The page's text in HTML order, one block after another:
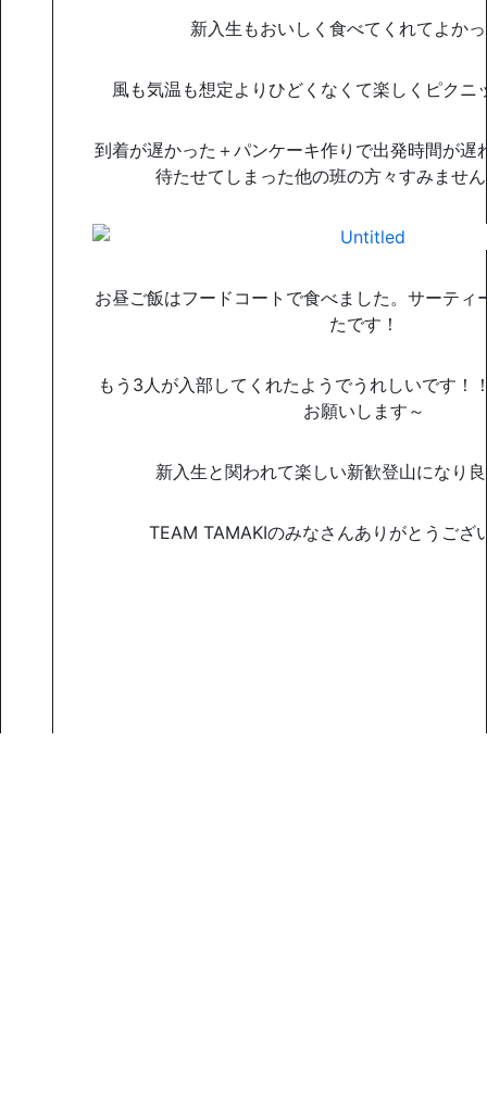
新入生もおいしく食べてくれてよか
風も気温も想定よりひどくなくて楽しくピクニ
到着が遅かった＋パンケーキ作りで出発時間が遅
待たせてしまった他の班の方々すみませ
お昼ご飯はフードコートで食べました。サーティ
たです！
もう3人が入部してくれたようでうれしいです！
お願いします～
新入生と関われて楽しい新歓登山になり
TEAM TAMAKIのみなさんありがとうござ